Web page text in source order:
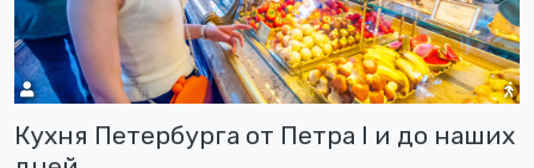
Кухня Петербурга от Петра I и до наших